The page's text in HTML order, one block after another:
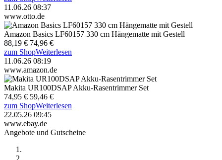
11.06.26 08:37
www.otto.de
Amazon Basics LF60157 330 cm Hängematte mit Gestell
88,19 € 74,96 €
zum ShopWeiterlesen
11.06.26 08:19
www.amazon.de
Makita UR100DSAP Akku-Rasentrimmer Set
74,95 € 59,46 €
zum ShopWeiterlesen
22.05.26 09:45
www.ebay.de
Angebote und Gutscheine